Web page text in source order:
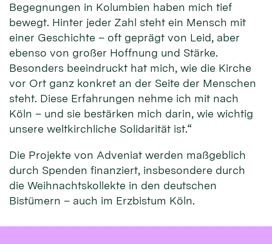
Begegnungen in Kolumbien haben mich tief
bewegt. Hinter jeder Zahl steht ein Mensch mit
einer Geschichte – oft geprägt von Leid, aber
ebenso von großer Hoffnung und Stärke.
Besonders beeindruckt hat mich, wie die Kirche
vor Ort ganz konkret an der Seite der Menschen
steht. Diese Erfahrungen nehme ich mit nach
Köln – und sie bestärken mich darin, wie wichtig
unsere weltkirchliche Solidarität ist.“
Die Projekte von Adveniat werden maßgeblich
durch Spenden finanziert, insbesondere durch
die Weihnachtskollekte in den deutschen
Bistümern – auch im Erzbistum Köln.